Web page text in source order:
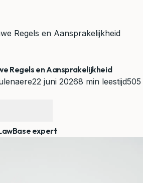
Regels en Aansprakelijkheid
Regels en Aansprakelijkheid
22 juni 20268 min leestijd505
expert